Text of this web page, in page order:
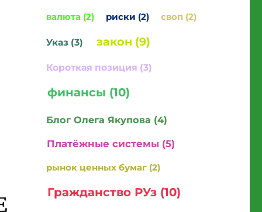
валюта (2) риски (2) своп (2)
Указ (3) закон (9)
Короткая позиция (3)
финансы (10)
Блог Олега Якупова (4)
Платёжные системы (5)
рынок ценных бумаг (2)
Гражданство РУз (10)